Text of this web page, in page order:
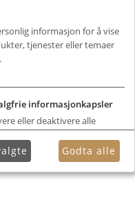
informasjon for å vise
tjenester eller temaer
informasjonkapsler
eller deaktivere alle
Godta alle